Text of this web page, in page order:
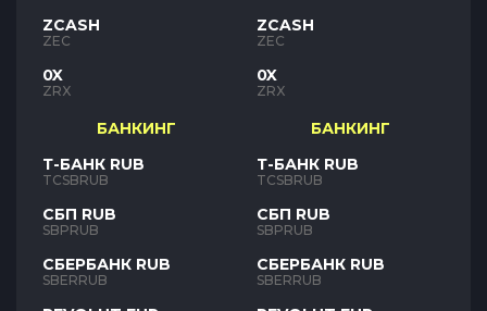
ZCASH
ZEC
0X
ZRX
БАНКИНГ
Т-БАНК RUB
TCSBRUB
СБП RUB
SBPRUB
СБЕРБАНК RUB
SBERRUB
ZCASH
ZEC
0X
ZRX
БАНКИНГ
Т-БАНК RUB
TCSBRUB
СБП RUB
SBPRUB
СБЕРБАНК RUB
SBERRUB